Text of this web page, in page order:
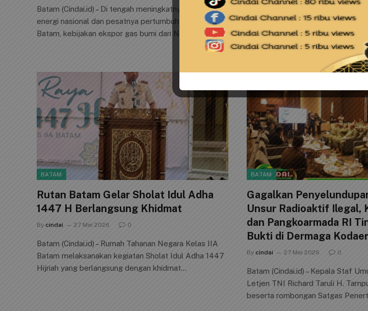
Batam (Cindai.id) – Di tengah meningkatnya kebutuhan
energi nasional dan pesatnya pertumbuhan industri
Batam, kebijakan ekspor gas bumi dari Natuna…
By cindai 12 Juni 2026 0
Batam (Cindai.id) – Rumah
Batam bekerja sama dengan
sosialisasi Hantavirus di Klinik
BATAM
Rutan Batam Gelar Sholat Idul Adha
1447 H Berlangsung Khidmat
By cindai 27 Mei 2026 0
Batam (Cindai.id) – Rumah Tahanan Negara Kelas IIA
Batam melaksanakan kegiatan Sholat Idul Adha 1447
Hijriah yang berlangsung dengan khidmat…
BATAM
Gagalkan
Unsur Radioaktif Ilegal,
dan Pangkoarmada RI
Bukti di Dermaga
By cindai 27 Mei 2026 0
Batam (Cindai.id) – Kepala Staf
Letjen TNI Richard Taruli H.
beserta rombongan Satgas